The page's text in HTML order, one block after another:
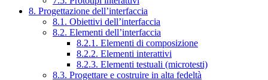
8. Progettazione dell’interfaccia
8.1. Obiettivi dell’interfaccia
8.2. Elementi dell’interfaccia
8.2.1. Elementi di composizione
8.2.2. Elementi interattivi
8.2.3. Elementi testuali (microtesti)
8.3. Progettare e costruire in alta fedeltà